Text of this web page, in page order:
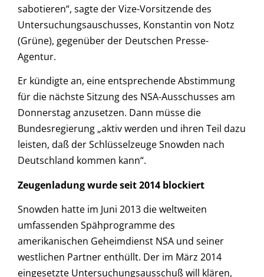
sabotieren“, sagte der Vize-Vorsitzende des
Untersuchungsauschusses, Konstantin von Notz
(Grüne), gegenüber der Deutschen Presse-
Agentur.
Er kündigte an, eine entsprechende Abstimmung
für die nächste Sitzung des NSA-Ausschusses am
Donnerstag anzusetzen. Dann müsse die
Bundesregierung „aktiv werden und ihren Teil dazu
leisten, daß der Schlüsselzeuge Snowden nach
Deutschland kommen kann“.
Zeugenladung wurde seit 2014 blockiert
Snowden hatte im Juni 2013 die weltweiten
umfassenden Spähprogramme des
amerikanischen Geheimdienst NSA und seiner
westlichen Partner enthüllt. Der im März 2014
eingesetzte Untersuchungsausschuß will klären,